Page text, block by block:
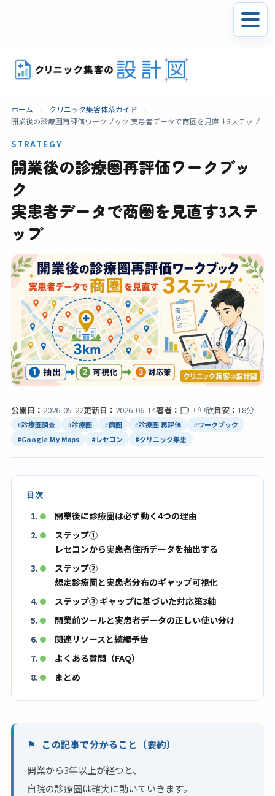
ホーム › クリニック集客体系ガイド
›
開業後の診療圏再評価ワークブック 実患者データで商圏を見直す3ステップ
STRATEGY
開業後の診療圏再評価ワークブッ
ク
実患者データで商圏を見直す3ステ
ップ
公開日： 2026-05-22更新日： 2026-06-14著者： 田中 伸欣目安： 18分
#診療圏調査 #診療圏 #商圏 #診療圏 再評価
#ワークブック
#Google My Maps
#レセコン #クリニック集患
目次
開業後に診療圏は必ず動く4つの理由
ステップ①
レセコンから実患者住所データを抽出する
ステップ②
想定診療圏と実患者分布のギャップ可視化
ステップ③ ギャップに基づいた対応策3軸
開業前ツールと実患者データの正しい使い分け
関連リソースと続編予告
よくある質問（FAQ）
まとめ
この記事で分かること（要約）
開業から3年以上が経つと、
自院の診療圏は確実に動いていきます。